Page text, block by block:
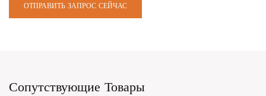
ОТПРАВИТЬ ЗАПРОС СЕЙЧАС
Сопутствующие Товары